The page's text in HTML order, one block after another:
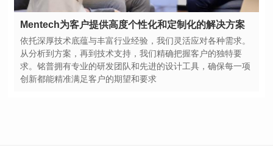
Mentech为客户提供高度个性化和定制化的解决方案
创新都能精准满足客户的期望和要求